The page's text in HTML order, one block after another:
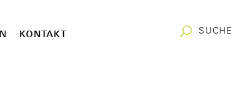
KONTAKT SUCHE